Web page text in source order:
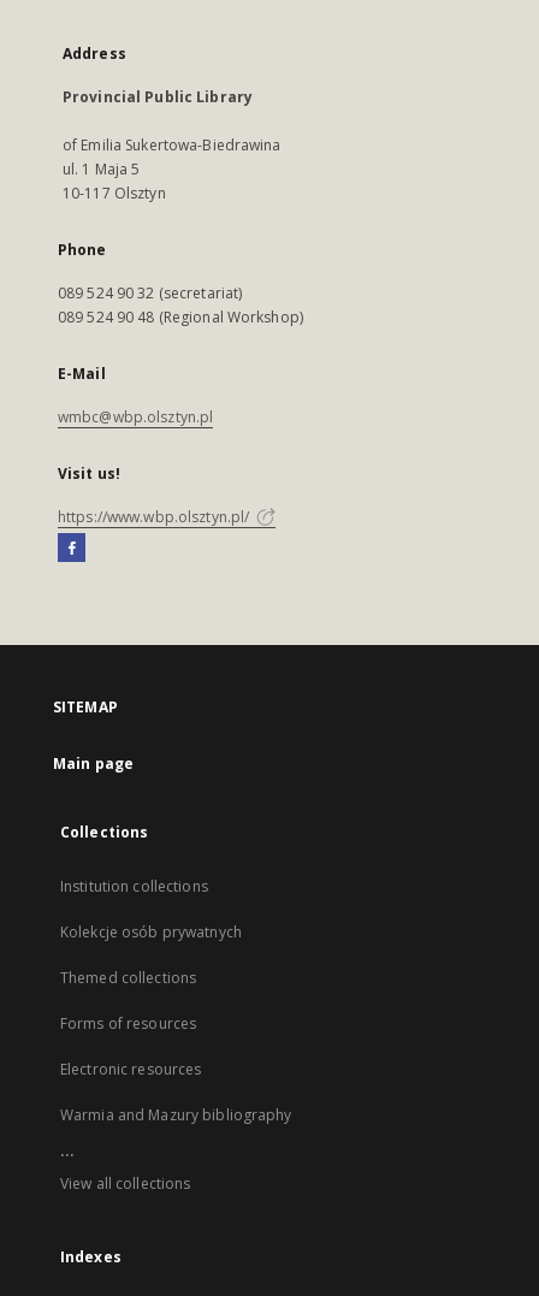
Address
Provincial Public Library
of Emilia Sukertowa-Biedrawina
ul. 1 Maja 5
10-117 Olsztyn
Phone
089 524 90 32 (secretariat)
089 524 90 48 (Regional Workshop)
E-Mail
wmbc@wbp.olsztyn.pl
Visit us!
https://www.wbp.olsztyn.pl/
SITEMAP
Main page
Collections
Institution collections
Kolekcje osób prywatnych
Themed collections
Forms of resources
Electronic resources
Warmia and Mazury bibliography
...
View all collections
Indexes